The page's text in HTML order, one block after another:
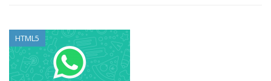
HTML5